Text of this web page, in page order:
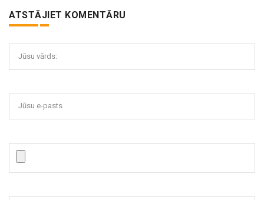
ATSTĀJIET KOMENTĀRU
Jūsu vārds:
Jūsu e-pasts